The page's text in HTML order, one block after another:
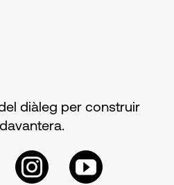
diàleg per construir